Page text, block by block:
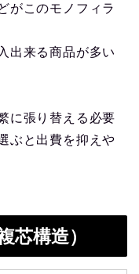
がこのモノフィラ
出来る商品が多い
に張り替える必要
ぶと出費を抑えや
芯構造）